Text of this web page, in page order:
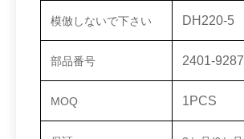
模倣しないで下さい DH220-5
部品番号 2401-
MOQ 1PCS